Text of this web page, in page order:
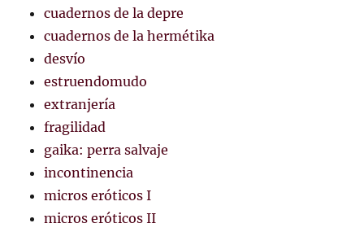
cuadernos de la depre
cuadernos de la hermétika
desvío
estruendomudo
extranjería
fragilidad
gaika: perra salvaje
incontinencia
micros eróticos I
micros eróticos II